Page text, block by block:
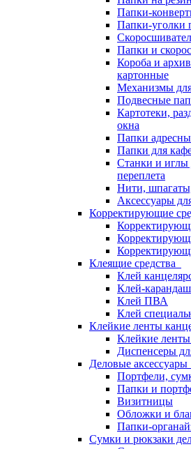
Папки-
Папки-уголки
Папки и
Короба и
картонные
Механизмы
Подвесные
Картотеки,
окна
Папки
Папки для
Станки и иглы
переплета
Нити,
Аксессуары
Корректирующие
Клеящие средства
Клей
Клей-карандаш
Клей ПВА
Клей
Клейкие ленты
Клейкие
Диспенсеры
Деловые аксессуары
Портфели,
Папки и
Визитницы
Обложки и
Папки-
Сумки и рюкзаки